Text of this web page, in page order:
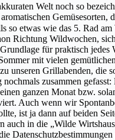
Welt noch so
so etwas wie das 5. Rad
Richtung Wildwochen,
für praktisch
mit vielen
unseren Grillabenden,
zusammen
ganzen Monat bzw.
Auch wenn wir
ist ja dann auf beiden
auch in die „Wilde
Datenschutzbestimmungen